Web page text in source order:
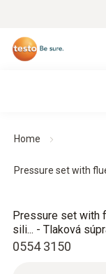
Home
Pressure set with
0554 3150
Pressure set with
sili... - Tlaková